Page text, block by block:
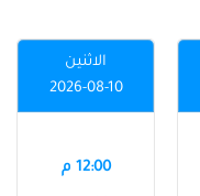
الاثنين
2026-08-10
12:00 م